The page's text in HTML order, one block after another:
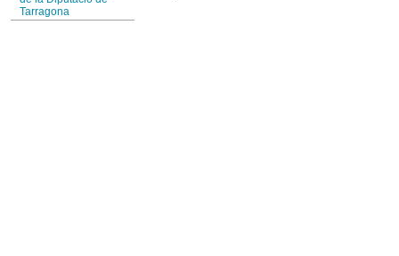
Tarragona